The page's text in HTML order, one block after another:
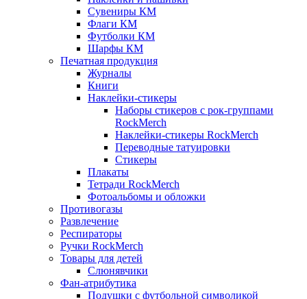
Сувениры КМ
Флаги КМ
Футболки КМ
Шарфы КМ
Печатная продукция
Журналы
Книги
Наклейки-стикеры
Наборы стикеров с рок-группами
RockMerch
Наклейки-стикеры RockMerch
Переводные татуировки
Стикеры
Плакаты
Тетради RockMerch
Фотоальбомы и обложки
Противогазы
Развлечение
Респираторы
Ручки RockMerch
Товары для детей
Слюнявчики
Фан-атрибутика
Подушки с футбольной символикой